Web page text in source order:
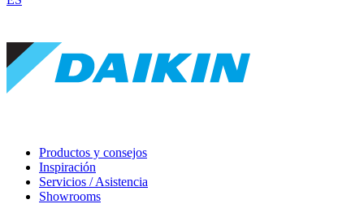
Productos y consejos
Inspiración
Servicios / Asistencia
Showrooms